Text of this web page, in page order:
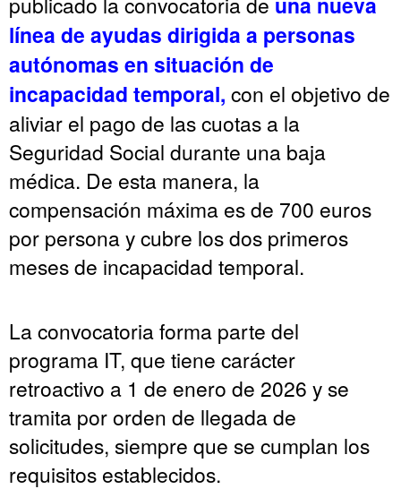
línea de ayudas dirigida a personas
autónomas en situación de
incapacidad temporal, con el objetivo de
aliviar el pago de las cuotas a la
Seguridad Social durante una baja
médica. De esta manera, la
compensación máxima es de 700 euros
por persona y cubre los dos primeros
meses de incapacidad temporal.
La convocatoria forma parte del
programa IT, que tiene carácter
retroactivo a 1 de enero de 2026 y se
tramita por orden de llegada de
solicitudes, siempre que se cumplan los
requisitos establecidos.